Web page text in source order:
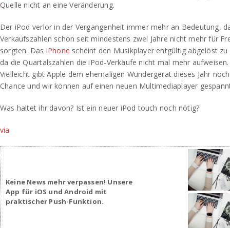
Quelle nicht an eine Veränderung.
Der iPod verlor in der Vergangenheit immer mehr an Bedeutung,
Verkaufszahlen schon seit mindestens zwei Jahre nicht mehr für
sorgten. Das iPhone scheint den Musikplayer entgültig abgelöst zu
da die Quartalszahlen die iPod-Verkäufe nicht mal mehr aufweisen.
Vielleicht gibt Apple dem ehemaligen Wundergerät dieses Jahr
Chance und wir können auf einen neuen Multimediaplayer
Was haltet ihr davon? Ist ein neuer iPod touch noch nötig?
via
Keine News mehr verpassen! Unsere
App für iOS und Android mit
praktischer Push-Funktion.